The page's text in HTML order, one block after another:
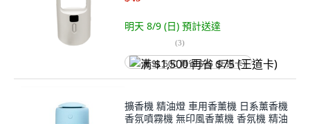
明天 8/9 (日) 預計送達
(3)
满 $1,500 再省 $75 (王道卡)
擴香機 精油燈 車用香薰機 日系薰香機
香氛噴霧機 無印風香薰機 香氛機 精油